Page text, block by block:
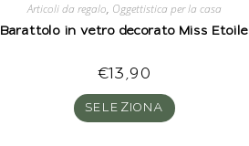
Articoli da regalo, Oggettistica per la casa
Barattolo in vetro decorato Miss Etoile
€13,90
SELEZIONA